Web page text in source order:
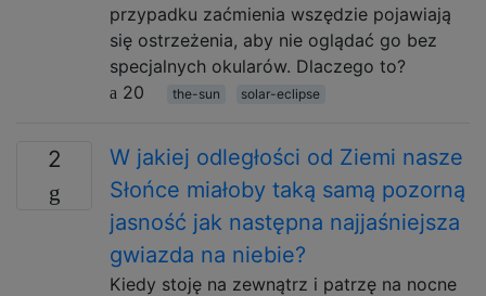
przypadku zaćmienia wszędzie pojawiają
się ostrzeżenia, aby nie oglądać go bez
specjalnych okularów. Dlaczego to?
20
the-sun solar-eclipse
2
W jakiej odległości od Ziemi nasze
Słońce miałoby taką samą pozorną
jasność jak następna najjaśniejsza
gwiazda na niebie?
Kiedy stoję na zewnątrz i patrzę na nocne